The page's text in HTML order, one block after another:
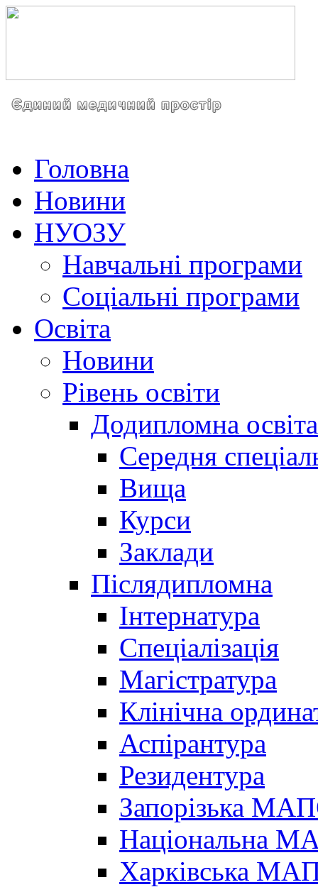
Головна
Новини
НУОЗУ
Навчальні програми
Соціальні програми
Освіта
Новини
Рівень освіти
Додипломна освіта
Середня
Вища
Курси
Заклади
Післядипломна
Інтернатура
Спеціалізація
Магістратура
Клінічна
Аспірантура
Резидентура
Запорізька
Національна
Харківська